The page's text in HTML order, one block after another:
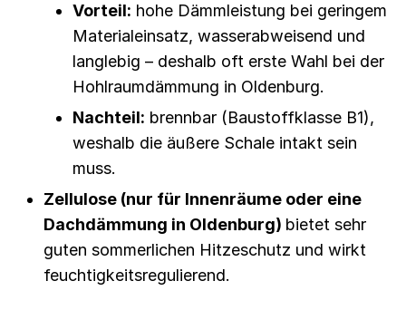
Vorteil: hohe Dämmleistung bei geringem
Materialeinsatz, wasserabweisend und
langlebig – deshalb oft erste Wahl bei der
Hohlraumdämmung in Oldenburg.
Nachteil: brennbar (Baustoffklasse B1),
weshalb die äußere Schale intakt sein
muss.
Zellulose (nur für Innenräume oder eine
Dachdämmung in Oldenburg) bietet sehr
guten sommerlichen Hitzeschutz und wirkt
feuchtigkeitsregulierend.